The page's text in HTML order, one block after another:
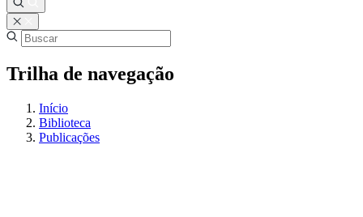
Trilha de navegação
Início
Biblioteca
Publicações